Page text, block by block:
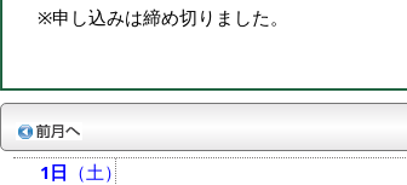
※申し込みは締め切りました。
1日 （土）